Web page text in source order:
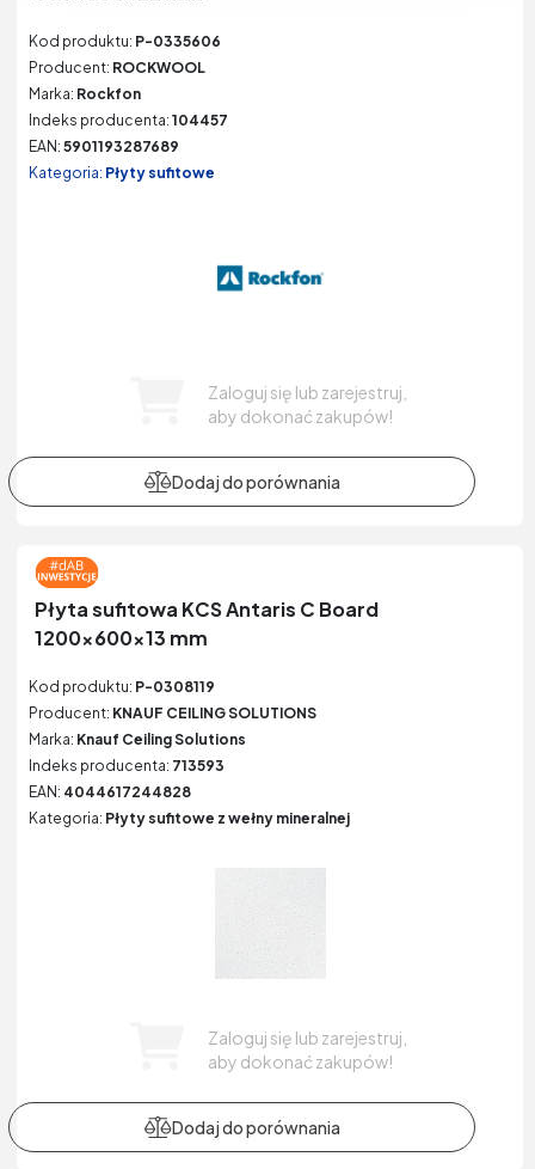
Kod produktu: P-0335606
Producent: ROCKWOOL
Marka: Rockfon
Indeks producenta: 104457
EAN: 5901193287689
Kategoria: Płyty sufitowe
Zaloguj się lub zarejestruj,
aby dokonać zakupów!
Płyta sufitowa KCS Antaris C Board
1200x600x13 mm
Kod produktu: P-0308119
Producent: KNAUF CEILING SOLUTIONS
Marka: Knauf Ceiling Solutions
Indeks producenta: 713593
EAN: 4044617244828
Kategoria: Płyty sufitowe z wełny mineralnej
Zaloguj się lub zarejestruj,
aby dokonać zakupów!